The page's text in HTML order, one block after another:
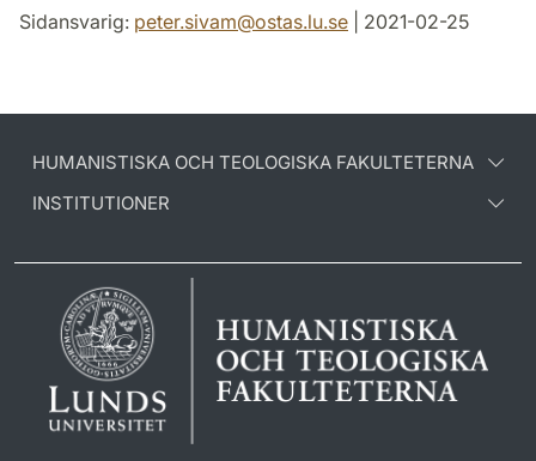
Sidansvarig: peter.sivam@ostas.lu.se | 2021-02-25
HUMANISTISKA OCH TEOLOGISKA FAKULTETERNA
INSTITUTIONER